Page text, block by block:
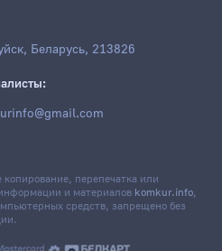
Беларусь, 213826